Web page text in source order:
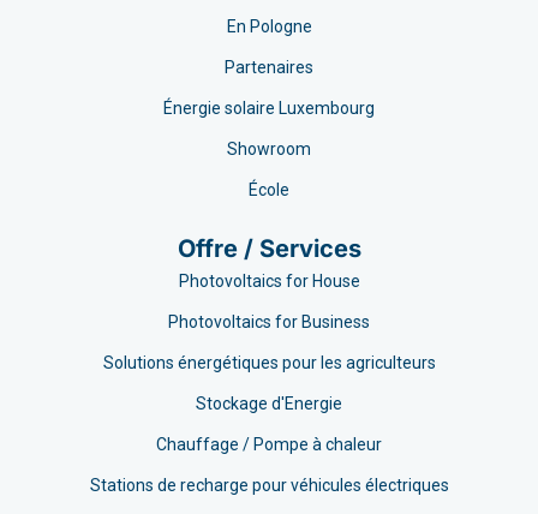
En Pologne
Partenaires
Énergie solaire Luxembourg
Showroom
École
Offre / Services
Photovoltaics for House
Photovoltaics for Business
Solutions énergétiques pour les agriculteurs
Stockage d'Energie
Chauffage / Pompe à chaleur
Stations de recharge pour véhicules électriques